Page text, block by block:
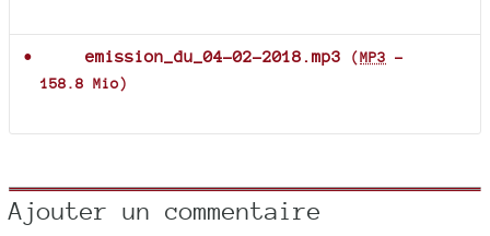
emission_du_04-02-2018.mp3 (MP3 -
158.8 Mio)
Ajouter un commentaire